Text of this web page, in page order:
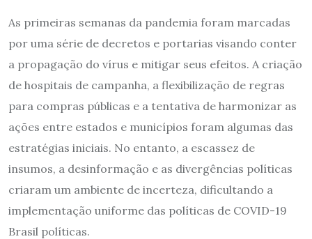
As primeiras semanas da pandemia foram marcadas
por uma série de decretos e portarias visando conter
a propagação do vírus e mitigar seus efeitos. A criação
de hospitais de campanha, a flexibilização de regras
para compras públicas e a tentativa de harmonizar as
ações entre estados e municípios foram algumas das
estratégias iniciais. No entanto, a escassez de
insumos, a desinformação e as divergências políticas
criaram um ambiente de incerteza, dificultando a
implementação uniforme das políticas de COVID-19
Brasil políticas.